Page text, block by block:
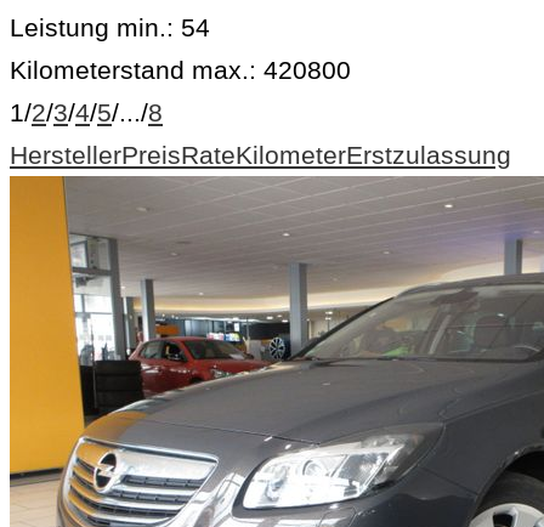
Leistung min.: 54
Kilometerstand max.: 420800
1/2/3/4/5/.../8
HerstellerPreisRateKilometerErstzulassung